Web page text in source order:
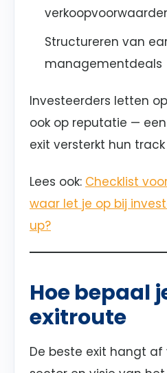
Structureren van
managementdeals
Investeerders letten
ook op reputatie —
exit versterkt hun
Lees ook: Checklist
waar let je op bij
up?
Hoe bepaal
exitroute
De beste exit hangt